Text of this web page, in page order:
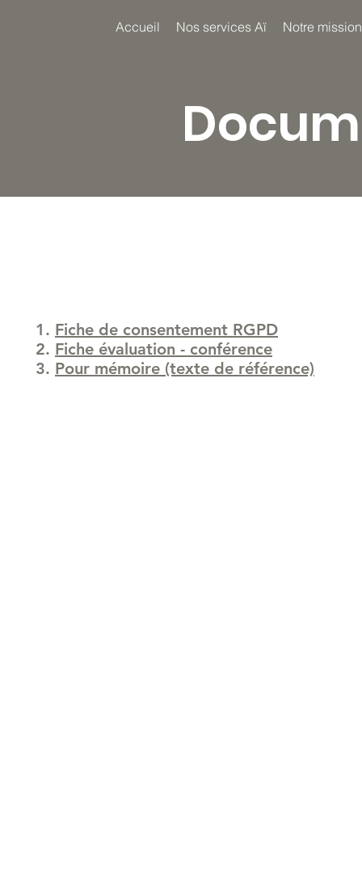
Accueil Nos services Aï Notre mission
Fiche de consentement RGPD
Fiche évaluation - conférence
Pour mémoire (texte de référence)